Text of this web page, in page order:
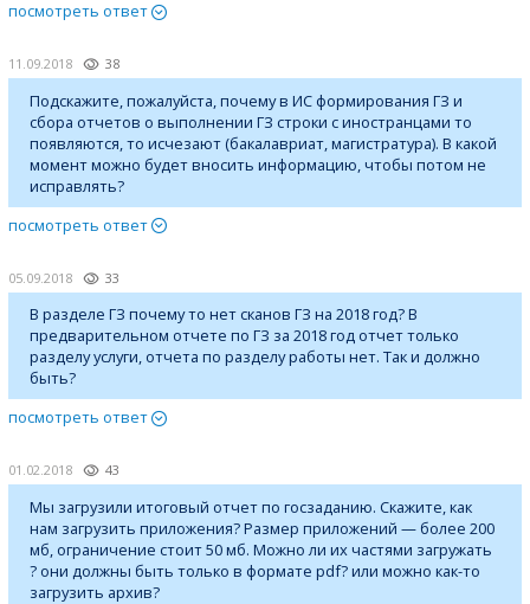
посмотреть ответ
11.09.2018 38
Подскажите, пожалуйста, почему в ИС формирования ГЗ и
сбора отчетов о выполнении ГЗ строки с иностранцами то
появляются, то исчезают (бакалавриат, магистратура). В какой
момент можно будет вносить информацию, чтобы потом не
исправлять?
посмотреть ответ
05.09.2018 33
В разделе ГЗ почему то нет сканов ГЗ на 2018 год? В
предварительном отчете по ГЗ за 2018 год отчет только
разделу услуги, отчета по разделу работы нет. Так и должно
быть?
посмотреть ответ
01.02.2018 43
Мы загрузили итоговый отчет по госзаданию. Скажите, как
нам загрузить приложения? Размер приложений — более 200
мб, ограничение стоит 50 мб. Можно ли их частями загружать
? они должны быть только в формате pdf? или можно как-то
загрузить архив?